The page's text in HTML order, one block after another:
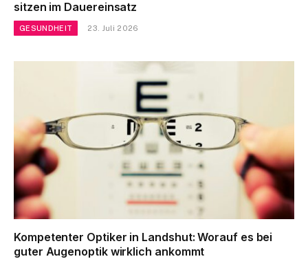
sitzen im Dauereinsatz
GESUNDHEIT 23. Juli 2026
Kompetenter Optiker in Landshut: Worauf es bei
guter Augenoptik wirklich ankommt